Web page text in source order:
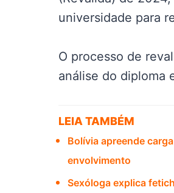
universidade para
O processo de
análise do diploma
LEIA TAMBÉM
Bolívia apreende
envolvimento
Sexóloga explica